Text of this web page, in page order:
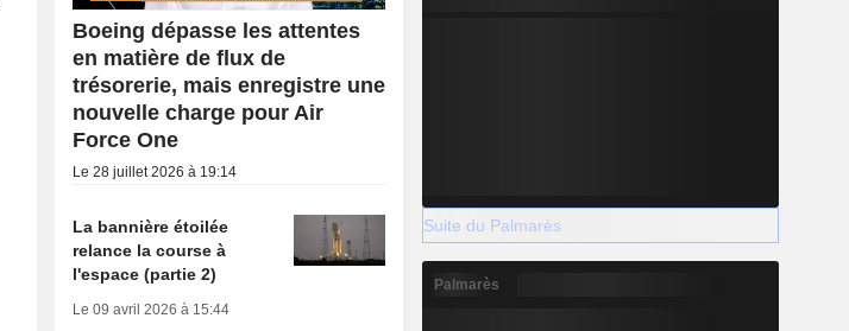
Boeing dépasse les attentes
en matière de flux de
trésorerie, mais enregistre une
nouvelle charge pour Air
Force One
Le 28 juillet 2026 à 19:14
La bannière étoilée
relance la course à
l'espace (partie 2)
Le 09 avril 2026 à 15:44
Suite du Palmarès
Palmarès